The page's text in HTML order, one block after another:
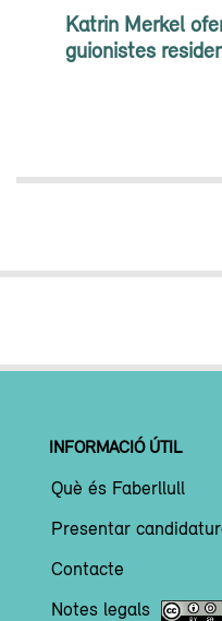
Katrin Merkel
guionistes
INFORMACIÓ ÚTIL
Què és Faberllull
Presentar
Contacte
Notes legals